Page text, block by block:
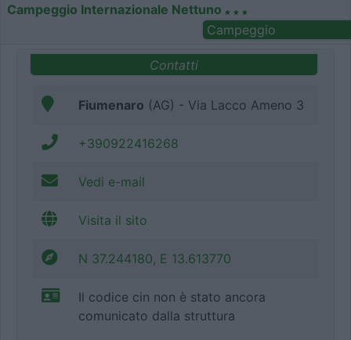
Campeggio Internazionale Nettuno
Campeggio
Contatti
Fiumenaro (AG) - Via Lacco Ameno 3
+390922416268
Vedi e-mail
Visita il sito
N 37.244180, E 13.613770
Il codice cin non è stato ancora
comunicato dalla struttura